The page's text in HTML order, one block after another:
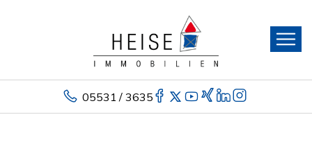
05531 / 3635